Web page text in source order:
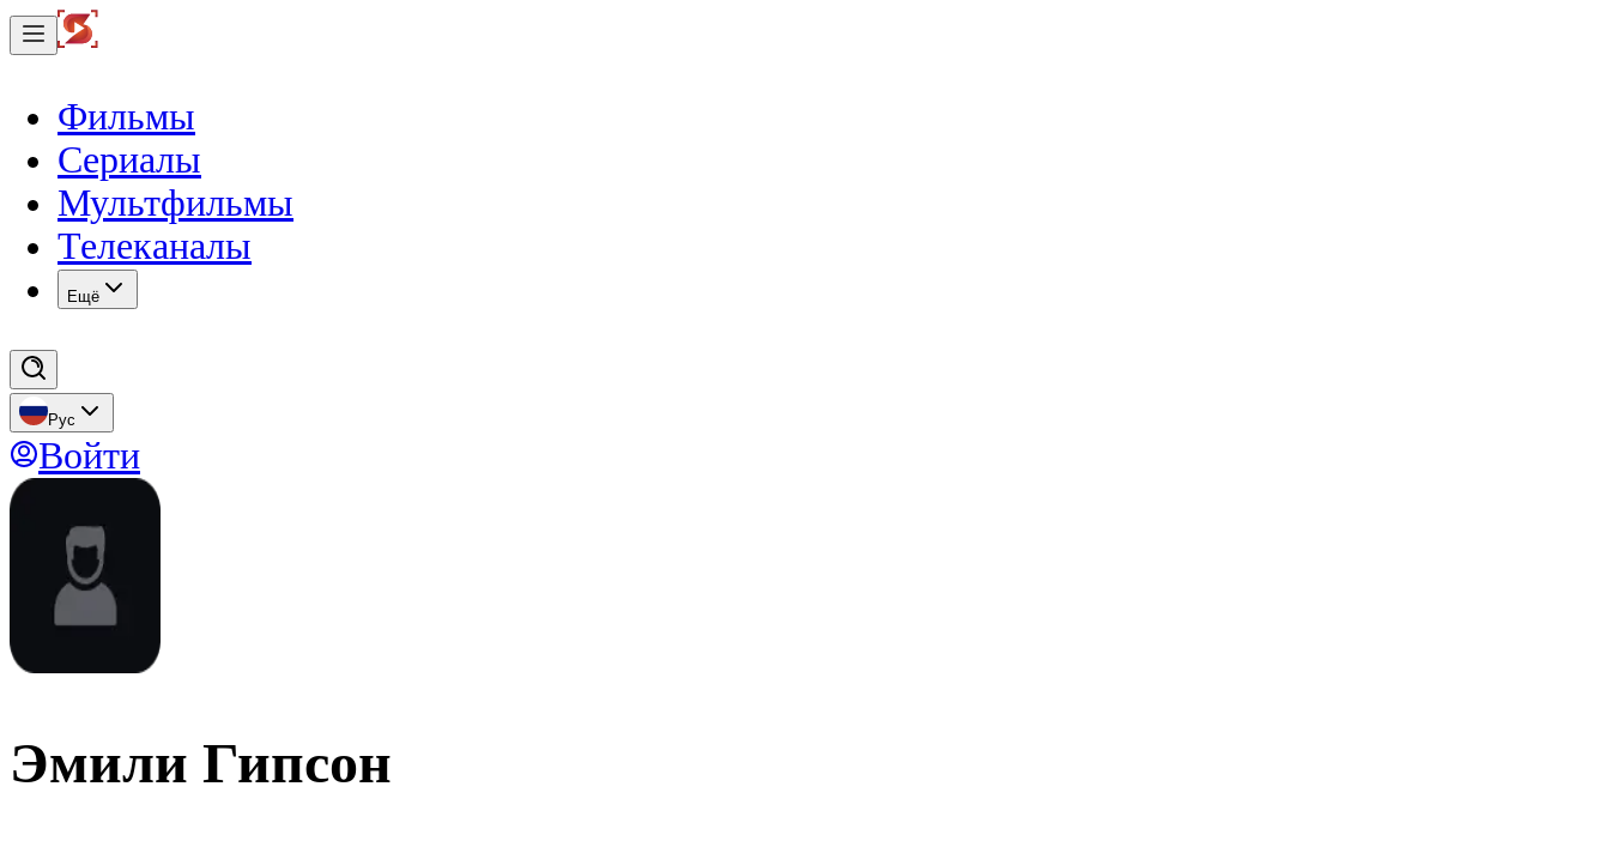
Фильмы
Сериалы
Мультфильмы
Телеканалы
Eщё
Рус
Войти
Эмили Гипсон